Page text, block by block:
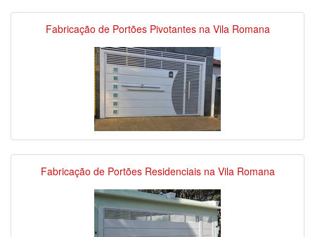
Fabricação de Portões Pivotantes na Vila Romana
Fabricação de Portões Residenciais na Vila Romana